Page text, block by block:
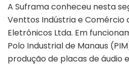
A Suframa conheceu nesta
Venttos Indústria e Comércio
Eletrônicos Ltda. Em
Polo Industrial de Manaus
produção de placas de áudio